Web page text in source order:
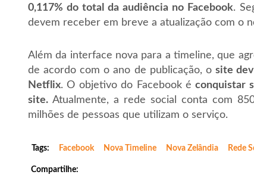
0,117% do total da audiência no Facebook.
devem receber em breve a atualização com o
Além da interface nova para a timeline, que
de acordo com o ano de publicação, o site
Netflix. O objetivo do Facebook éconquistar
site. Atualmente, a rede social conta com
milhões de pessoas que utilizam o serviço.
Tags: Facebook Nova Timeline Nova Zelândia Rede
Compartilhe: